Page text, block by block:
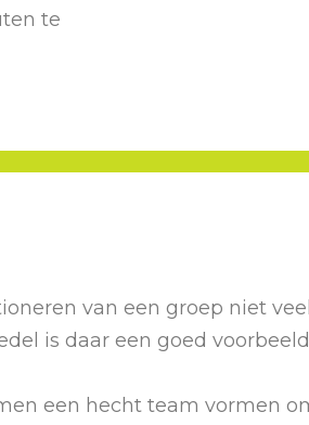
te
van een groep niet
is daar een goed
een hecht team vormen